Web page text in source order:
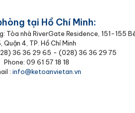
tại Hồ Chí Minh:
Tòa nhà RiverGate Residence, 151-155
Quận 4, TP. Hồ Chí Minh
36 36 29 65‬ - (028) 36 36 29 75‬
Phone: 09 61 57 18 18
: info@ketoanvietan.vn